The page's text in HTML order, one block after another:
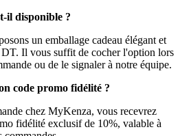
il disponible ?
un emballage cadeau élégant et
Il vous suffit de cocher l'option lors
ou de le signaler à notre équipe.
code promo fidélité ?
chez MyKenza, vous recevrez
fidélité exclusif de 10%, valable à